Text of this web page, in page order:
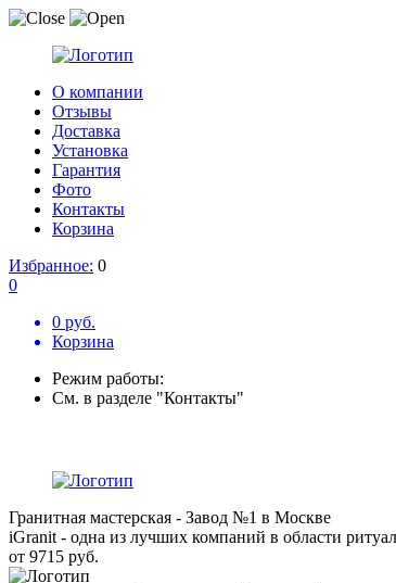
О компании
Отзывы
Доставка
Установка
Гарантия
Фото
Контакты
Корзина
Избранное: 0
0
0 руб.
Корзина
Режим работы:
См. в разделе "Контакты"
Гранитная мастерская - Завод №1 в Москве
iGranit - одна из лучших компаний в области
от 9715 руб.